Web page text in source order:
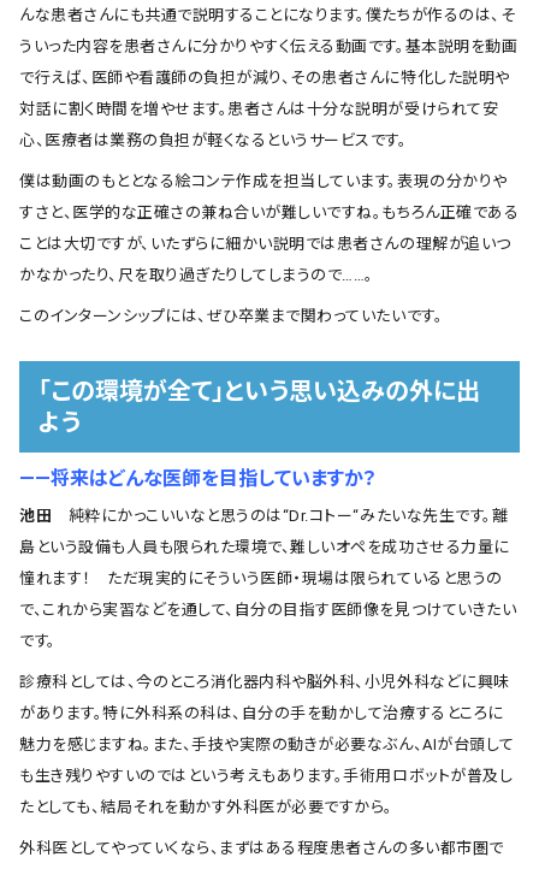
んな患者さんにも共通で説明することになります。僕たちが作るのは、そ
ういった内容を患者さんに分かりやすく伝える動画です。基本説明を動画
で行えば、医師や看護師の負担が減り、その患者さんに特化した説明や
対話に割く時間を増やせます。患者さんは十分な説明が受けられて安
心、医療者は業務の負担が軽くなるというサービスです。
僕は動画のもととなる絵コンテ作成を担当しています。表現の分かりや
すさと、医学的な正確さの兼ね合いが難しいですね。もちろん正確である
ことは大切ですが、いたずらに細かい説明では患者さんの理解が追いつ
かなかったり、尺を取り過ぎたりしてしまうので……。
このインターンシップには、ぜひ卒業まで関わっていたいです。
「この環境が全て」という思い込みの外に出
よう
――将来はどんな医師を目指していますか？
池田 純粋にかっこいいなと思うのは“Dr.コトー“みたいな先生です。離
島という設備も人員も限られた環境で、難しいオペを成功させる力量に
憧れます！ ただ現実的にそういう医師・現場は限られていると思うの
で、これから実習などを通して、自分の目指す医師像を見つけていきたい
です。
診療科としては、今のところ消化器内科や脳外科、小児外科などに興味
があります。特に外科系の科は、自分の手を動かして治療するところに
魅力を感じますね。また、手技や実際の動きが必要なぶん、AIが台頭して
も生き残りやすいのではという考えもあります。手術用ロボットが普及し
たとしても、結局それを動かす外科医が必要ですから。
外科医としてやっていくなら、まずはある程度患者さんの多い都市圏で